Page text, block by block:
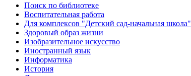
Поиск по библиотеке
Воспитательная работа
Для комплексов "Детский сад-начальная школа"
Здоровый образ жизни
Изобразительное искусство
Иностранный язык
Информатика
История